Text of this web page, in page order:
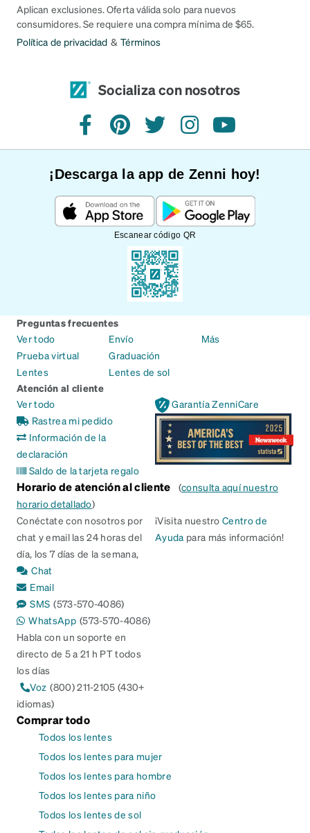
Aplican exclusiones. Oferta válida solo para nuevos
consumidores. Se requiere una compra mínima de $65.
Política de privacidad & Términos
Socializa con nosotros
FacebookPinterestTwitterInstagramYouTube
¡Descarga la app de Zenni hoy!
Escanear código QR
Preguntas frecuentes
Ver todo
Prueba virtual
Lentes
Envío
Graduación
Lentes de sol
Más
Atención al cliente
Ver todo
Rastrea mi pedido
Información de la
declaración
Saldo de la tarjeta regalo
Garantía ZenniCare
Horario de atención al cliente (consulta aquí nuestro
horario detallado)
Conéctate con nosotros por
chat y email las 24 horas del
día, los 7 días de la semana,
Chat
Email
SMS (573-570-4086)
WhatsApp (573-570-4086)
Habla con un soporte en
directo de 5 a 21 h PT todos
los días
Voz (800) 211-2105 (430+
idiomas)
¡Visita nuestroCentro de
Ayuda para más información!
Comprar todo
Todos los lentes
Todos los lentes para mujer
Todos los lentes para hombre
Todos los lentes para niño
Todos los lentes de sol